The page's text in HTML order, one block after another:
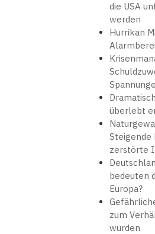
die USA
werden
Hurrikan
überlebt
Steigende
zerstörte
bedeuten
Europa?
zum
wurden